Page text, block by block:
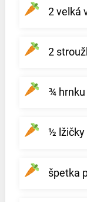
2 velká
2
¾ hrnku
½ lžičky
špetka